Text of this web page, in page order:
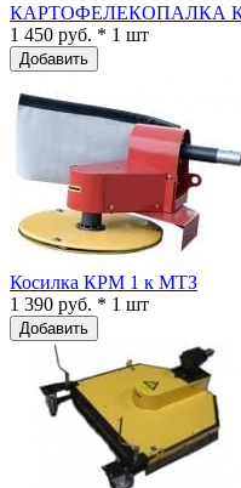
КАРТОФЕЛЕКОПАЛКА
1 450 руб. * 1 шт
Добавить
Косилка КРМ 1 к МТЗ
1 390 руб. * 1 шт
Добавить